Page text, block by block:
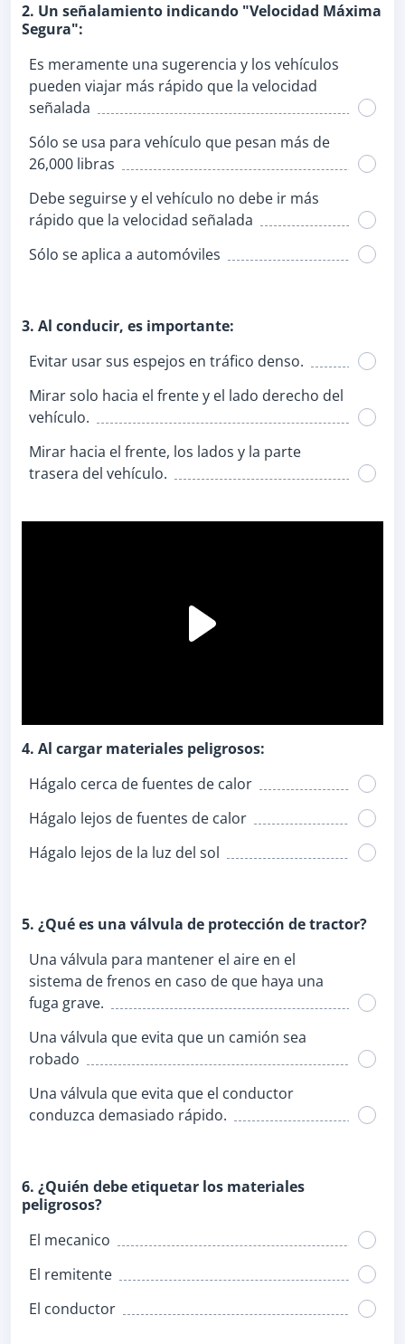
2. Un señalamiento indicando "Velocidad Máxima
Segura":
Es meramente una sugerencia y los vehículos
pueden viajar más rápido que la velocidad
señalada
Sólo se usa para vehículo que pesan más de
26,000 libras
Debe seguirse y el vehículo no debe ir más
rápido que la velocidad señalada
Sólo se aplica a automóviles
3. Al conducir, es importante:
Evitar usar sus espejos en tráfico denso.
Mirar solo hacia el frente y el lado derecho del
vehículo.
Mirar hacia el frente, los lados y la parte
trasera del vehículo.
4. Al cargar materiales peligrosos:
Hágalo cerca de fuentes de calor
Hágalo lejos de fuentes de calor
Hágalo lejos de la luz del sol
5. ¿Qué es una válvula de protección de tractor?
Una válvula para mantener el aire en el
sistema de frenos en caso de que haya una
fuga grave.
Una válvula que evita que un camión sea
robado
Una válvula que evita que el conductor
conduzca demasiado rápido.
6. ¿Quién debe etiquetar los materiales
peligrosos?
El mecanico
El remitente
El conductor